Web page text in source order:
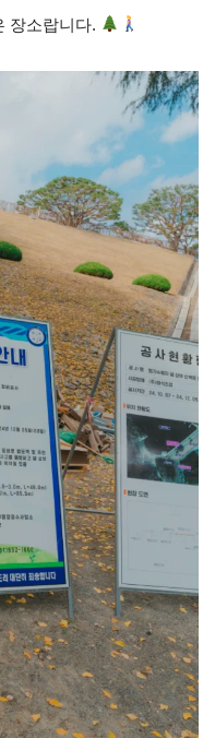
장소랍니다.